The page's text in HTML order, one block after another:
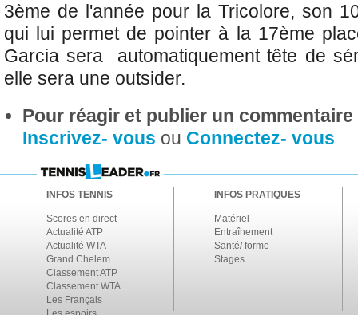
3ème de l'année pour la Tricolore, son
qui lui permet de pointer à la 17ème
Garcia sera automatiquement tête de
elle sera une outsider.
Pour réagir et publier un
Inscrivez- vous ou Connectez- vous
INFOS TENNIS
Scores en direct
Actualité ATP
Actualité WTA
Grand Chelem
Classement ATP
Classement WTA
Les Français
INFOS PRATIQUES
Matériel
Entraînement
Santé/ forme
Stages